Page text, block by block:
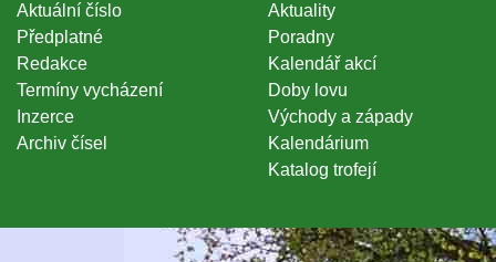
Aktuální číslo
Předplatné
Redakce
Termíny vycházení
Inzerce
Archiv čísel
Aktuality
Poradny
Kalendář akcí
Doby lovu
Východy a západy
Kalendárium
Katalog trofejí